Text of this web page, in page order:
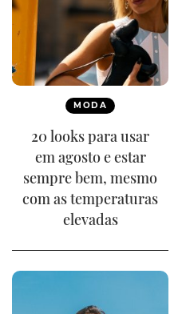
MODA
20 looks para usar
em agosto e estar
sempre bem, mesmo
com as temperaturas
elevadas